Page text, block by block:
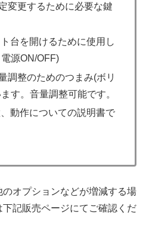
変更するために必要な鍵
台を開けるために使用し
源ON/OFF)
調整のためのつまみ(ボリ
す。音量調整可能です。
動作についての説明書で
オプションなどが増減する場
記販売ページにてご確認くだ